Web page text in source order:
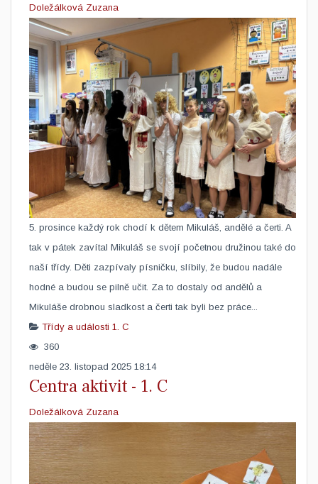
Doležálková Zuzana
​5. prosince každý rok chodí k dětem Mikuláš, andělé a čerti. A
tak v pátek zavítal Mikuláš se svojí početnou družinou také do
naší třídy. Děti zazpívaly písničku, slíbily, že budou nadále
hodné a budou se pilně učit. Za to dostaly od andělů a
Mikuláše drobnou sladkost a čerti tak byli bez práce...
Třídy a události 1. C
360
neděle 23. listopad 2025 18:14
Centra aktivit - 1. C
Doležálková Zuzana